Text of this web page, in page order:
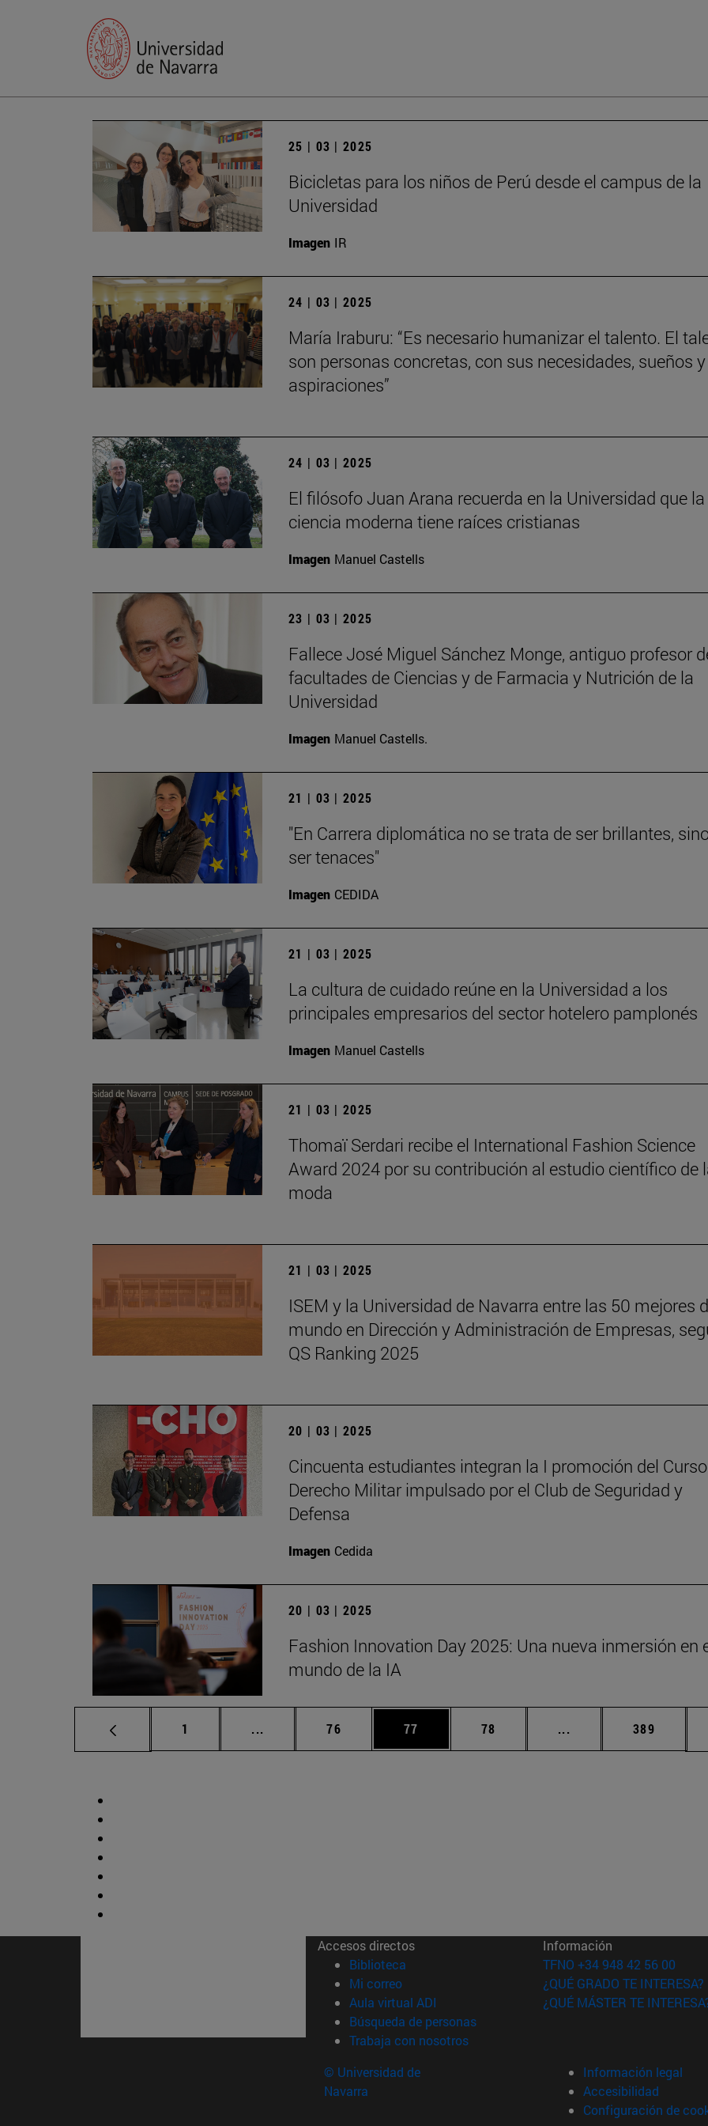
25 | 03 | 2025
Bicicletas para los niños de Perú desde el campus de la
Universidad
Imagen IR
24 | 03 | 2025
María Iraburu: “Es necesario humanizar el talento. El
son personas concretas, con sus necesidades, sueños y
aspiraciones”
24 | 03 | 2025
El filósofo Juan Arana recuerda en la Universidad que la
ciencia moderna tiene raíces cristianas
Imagen Manuel Castells
23 | 03 | 2025
Fallece José Miguel Sánchez Monge, antiguo profesor
facultades de Ciencias y de Farmacia y Nutrición de la
Universidad
Imagen Manuel Castells.
21 | 03 | 2025
"En Carrera diplomática no se trata de ser brillantes,
ser tenaces"
Imagen CEDIDA
21 | 03 | 2025
La cultura de cuidado reúne en la Universidad a los
principales empresarios del sector hotelero pamplonés
Imagen Manuel Castells
21 | 03 | 2025
Thomaï Serdari recibe el International Fashion Science
Award 2024 por su contribución al estudio científico de
moda
21 | 03 | 2025
ISEM y la Universidad de Navarra entre las 50 mejores
mundo en Dirección y Administración de Empresas,
QS Ranking 2025
20 | 03 | 2025
Cincuenta estudiantes integran la I promoción del
Derecho Militar impulsado por el Club de Seguridad y
Defensa
Imagen Cedida
20 | 03 | 2025
Fashion Innovation Day 2025: Una nueva inmersión en
mundo de la IA
Página
1 ... Páginas intermedias Use TAB para desplazarse.
Página
76 Página
77 Página
78 ... Páginas intermedias
Página
389
Accesos directos
Biblioteca (abre en nueva ventana)
Mi correo(abre en nueva ventana)
Aula virtual ADI (abre en nueva ventana)
Búsqueda de personas(abre en nueva ventana)
Trabaja con nosotros(abre en nueva ventana)
Información
TFNO +34 948 42 56 00
¿QUÉ GRADO TE INTERESA?
¿QUÉ MÁSTER TE
© Universidad de
Navarra
Información legal
Accesibilidad
Configuración de